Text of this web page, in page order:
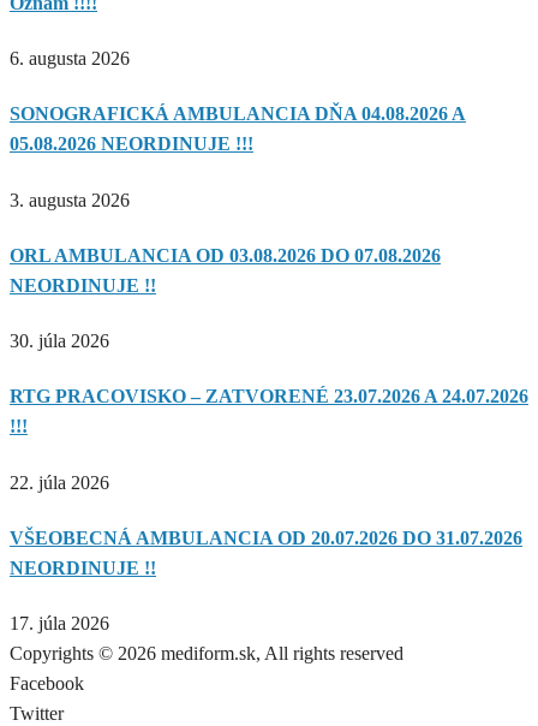
6. augusta 2026
SONOGRAFICKÁ AMBULANCIA DŇA 04.08.2026 A
05.08.2026 NEORDINUJE !!!
3. augusta 2026
ORL AMBULANCIA OD 03.08.2026 DO 07.08.2026
NEORDINUJE !!
30. júla 2026
RTG PRACOVISKO – ZATVORENÉ 23.07.2026 A 24.07.2026
!!!
22. júla 2026
VŠEOBECNÁ AMBULANCIA OD 20.07.2026 DO 31.07.2026
NEORDINUJE !!
17. júla 2026
Copyrights © 2026 mediform.sk, All rights reserved​
Facebook
Twitter